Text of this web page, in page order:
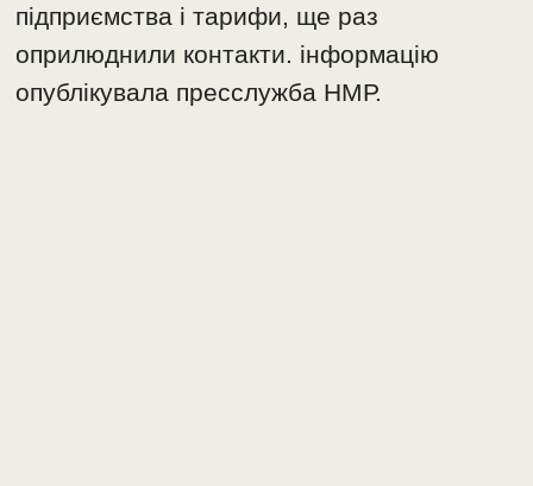
підприємства і тарифи, ще раз
оприлюднили контакти. інформацію
опублікувала пресслужба НМР.